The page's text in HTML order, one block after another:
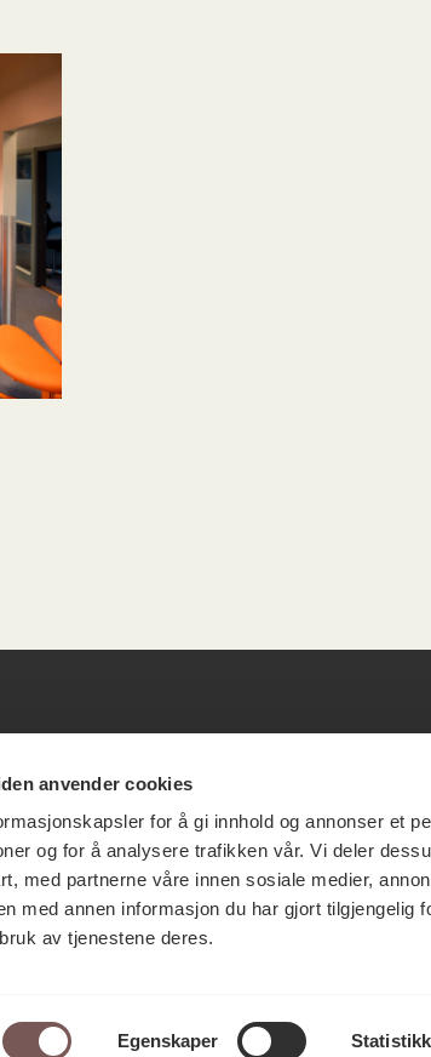
anvender cookies
for å gi innhold og annonser et
og for å analysere trafikken vår. Vi deler
med partnerne våre innen sosiale medier,
med annen informasjon du har gjort tilgjengelig
av tjenestene deres.
Egenskaper Statistikk
Victoria Terrasse 11
inngang Løkkeveien,
0251 Oslo